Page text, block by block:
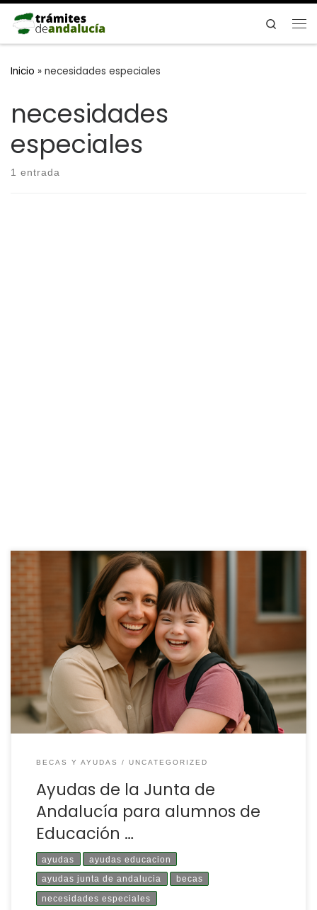
Saltar al contenido
Search
Inicio » necesidades especiales
necesidades
especiales
1 entrada
La Junta de Andalucía ofrece diversas ayudas y becas
dirigidas al alumnado con necesidades educativas
especiales (NEAE), con el fin de lograr igualdad en el
acceso a la educación y reducir las barreras provocadas
por circunstancias económicas, sociales, familiares,
personales o derivadas de su situación. Se ha creado un
paquete […]
BECAS Y AYUDAS UNCATEGORIZED
Ayudas de la Junta de
Andalucía para alumnos de
Educación …
ayudas ayudas educacion
ayudas junta de andalucia becas
necesidades especiales